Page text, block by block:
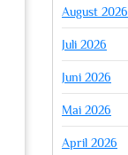
August 2026
Juli 2026
Juni 2026
Mai 2026
April 2026